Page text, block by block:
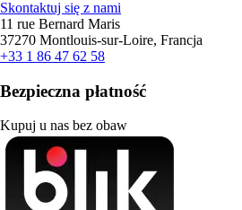
Skontaktuj się z nami
11 rue Bernard Maris
37270 Montlouis-sur-Loire, Francja
+33 1 86 47 62 58
Bezpieczna płatność
Kupuj u nas bez obaw